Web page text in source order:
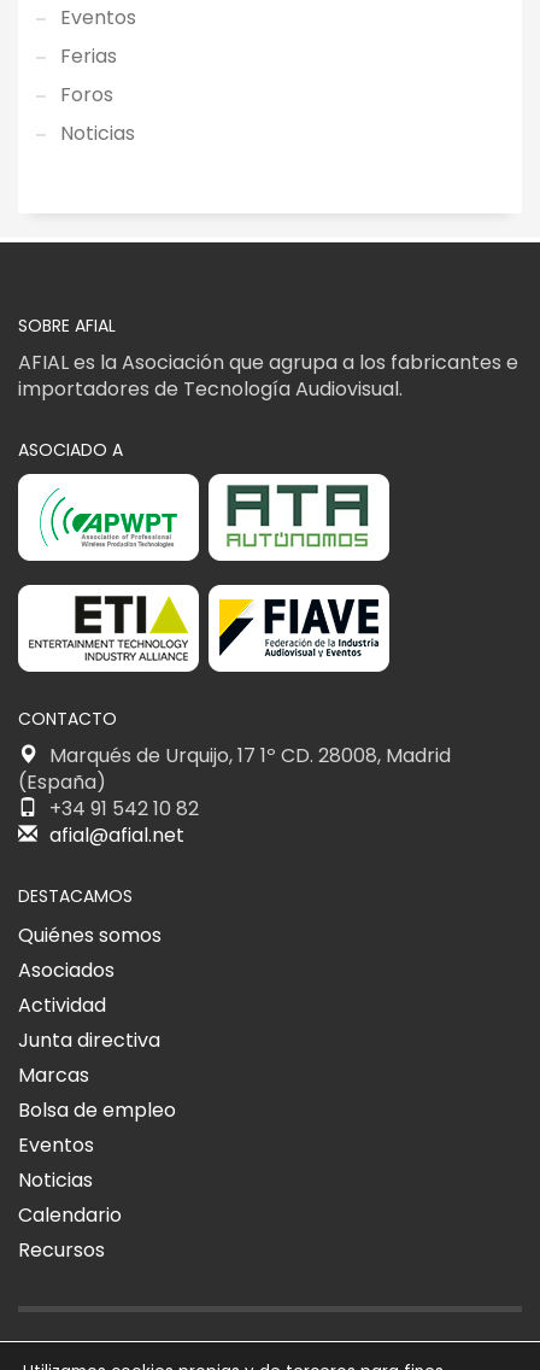
Eventos
Ferias
Foros
Noticias
SOBRE AFIAL
AFIAL es la Asociación que agrupa a los fabricantes e
importadores de Tecnología Audiovisual.
ASOCIADO A
CONTACTO
Marqués de Urquijo, 17 1º CD. 28008, Madrid
(España)
+34 91 542 10 82
afial@afial.net
DESTACAMOS
Quiénes somos
Asociados
Actividad
Junta directiva
Marcas
Bolsa de empleo
Eventos
Noticias
Calendario
Recursos
AVISO LEGAL POLÍTICA DE PRIVACIDAD POLÍTICA DE COOKIES